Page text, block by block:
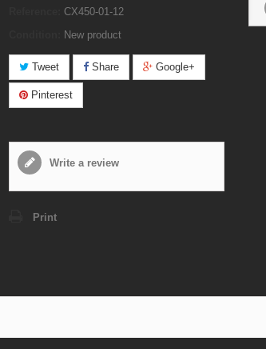
CX450-01-12
New product
Tweet Share Google+
Pinterest
Write a review
Print